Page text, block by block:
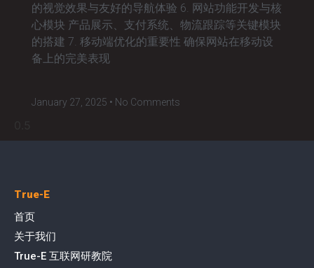
的视觉效果与友好的导航体验 6. 网站功能开发与核
心模块 产品展示、支付系统、物流跟踪等关键模块
的搭建 7. 移动端优化的重要性 确保网站在移动设
备上的完美表现
January 27, 2025 No Comments
True-E
首页
关于我们
True-E 互联网研教院